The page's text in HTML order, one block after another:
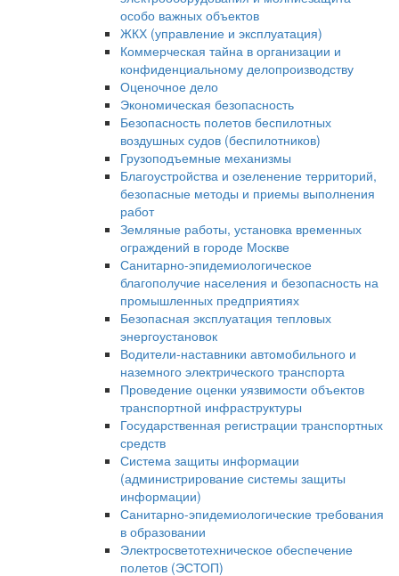
особо важных объектов
ЖКХ (управление и эксплуатация)
Коммерческая тайна в организации и
конфиденциальному делопроизводству
Оценочное дело
Экономическая безопасность
Безопасность полетов беспилотных
воздушных судов (беспилотников)
Грузоподъемные механизмы
Благоустройства и озеленение территорий,
безопасные методы и приемы выполнения
работ
Земляные работы, установка временных
ограждений в городе Москве
Санитарно-эпидемиологическое
благополучие населения и безопасность на
промышленных предприятиях
Безопасная эксплуатация тепловых
энергоустановок
Водители-наставники автомобильного и
наземного электрического транспорта
Проведение оценки уязвимости объектов
транспортной инфраструктуры
Государственная регистрации транспортных
средств
Система защиты информации
(администрирование системы защиты
информации)
Санитарно-эпидемиологические требования
в образовании
Электросветотехническое обеспечение
полетов (ЭСТОП)